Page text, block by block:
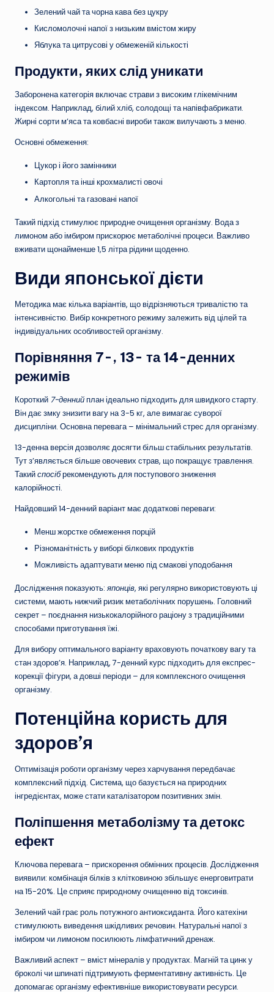
Зелений чай та чорна кава без цукру
Кисломолочні напої з низьким вмістом жиру
Яблука та цитрусові у обмеженій кількості
Продукти, яких слід уникати
Заборонена категорія включає страви з високим глікемічним
індексом. Наприклад, білий хліб, солодощі та напівфабрикати.
Жирні сорти м’яса та ковбасні вироби також вилучають з меню.
Основні обмеження:
Цукор і його замінники
Картопля та інші крохмалисті овочі
Алкогольні та газовані напої
Такий підхід стимулює природне очищення організму. Вода з
лимоном або імбиром прискорює метаболічні процеси. Важливо
вживати щонайменше 1,5 літра рідини щоденно.
Види японської дієти
Методика має кілька варіантів, що відрізняються тривалістю та
інтенсивністю. Вибір конкретного режиму залежить від цілей та
індивідуальних особливостей організму.
Порівняння 7-, 13- та 14-денних
режимів
Короткий 7-деннийплан ідеально підходить для швидкого старту.
Він дає змку знизити вагу на 3-5 кг, але вимагає суворої
дисципліни. Основна перевага – мінімальний стрес для організму.
13-денна версія дозволяє досягти більш стабільних результатів.
Тут з’являється більше овочевих страв, що покращує травлення.
Такийспосібрекомендують для поступового зниження
калорійності.
Найдовший 14-денний варіант має додаткові переваги:
Менш жорстке обмеження порцій
Різноманітність у виборі білкових продуктів
Можливість адаптувати меню під смакові уподобання
Дослідження показують: японців, які регулярно використовують ці
системи, мають нижчий ризик метаболічних порушень. Головний
секрет – поєднання низькокалорійного раціону з традиційними
способами приготування їжі.
Для вибору оптимального варіанту враховують початкову вагу та
стан здоров’я. Наприклад, 7-денний курс підходить для експрес-
корекції фігури, а довші періоди – для комплексного очищення
організму.
Потенційна користь для
здоров’я
Оптимізація роботи організму через харчування передбачає
комплексний підхід. Система, що базується на природних
інгредієнтах, може стати каталізатором позитивних змін.
Поліпшення метаболізму та детокс
ефект
Ключова перевага – прискорення обмінних процесів. Дослідження
виявили: комбінація білків з клітковиною збільшує енерговитрати
на 15-20%. Це сприяє природному очищенню від токсинів.
Зелений чай грає роль потужного антиоксиданта. Його катехіни
стимулюють виведення шкідливих речовин. Натуральні напої з
імбиром чи лимоном посилюють лімфатичний дренаж.
Важливий аспект – вміст мінералів у продуктах. Магній та цинк у
броколі чи шпинаті підтримують ферментативну активність. Це
допомагає організму ефективніше використовувати ресурси.